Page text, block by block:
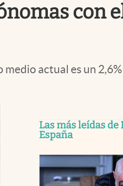
con
actual es un
Las más leídas de
España